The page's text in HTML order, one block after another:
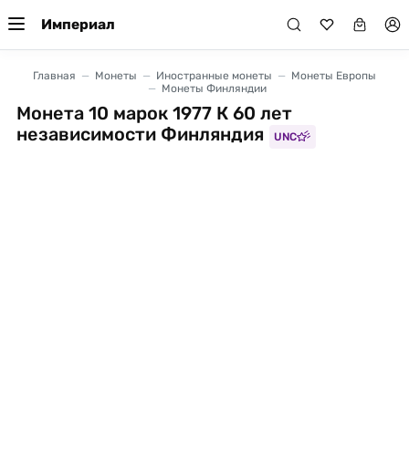
Империал
Главная Монеты Иностранные монеты
Монеты Европы
Монеты Финляндии
Монета 10 марок 1977 К 60 лет
независимости Финляндия
UNC